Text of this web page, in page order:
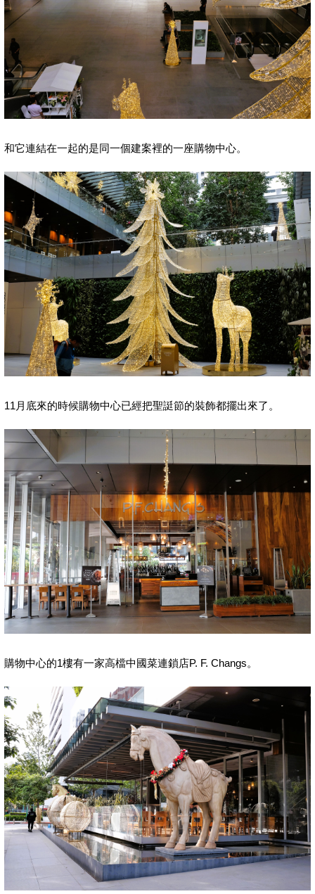
和它連結在一起的是同一個建案裡的一座購物中心。
11月底來的時候購物中心已經把聖誔節的裝飾都擺出來了。
購物中心的1樓有一家高檔中國菜連鎖店P. F. Changs。